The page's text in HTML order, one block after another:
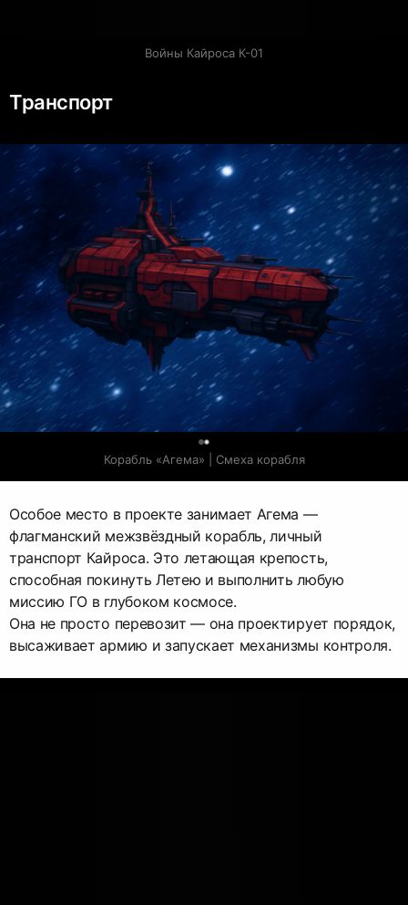
Войны Кайроса К-01
Транспорт
Корабль «Агема» | Смеха корабля
Особое место в проекте занимает Агема —
флагманский межзвёздный корабль, личный
транспорт Кайроса. Это летающая крепость,
способная покинуть Летею и выполнить любую
миссию ГО в глубоком космосе.
Она не просто перевозит — она проектирует порядок,
высаживает армию и запускает механизмы контроля.